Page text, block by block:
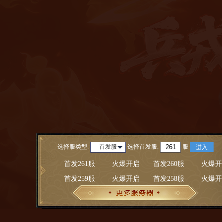
选择服类型: 首发服 选择首发服: 服 进入
首发261服 火爆开启 首发260服
火爆
首发259服
火爆开启 首发258服 火爆